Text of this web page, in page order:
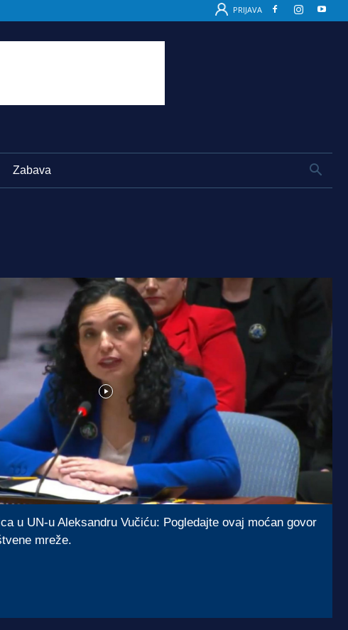
PRIJAVA
Zabava
u UN-u Aleksandru Vučiću: Pogledajte ovaj moćan govor
mreže.